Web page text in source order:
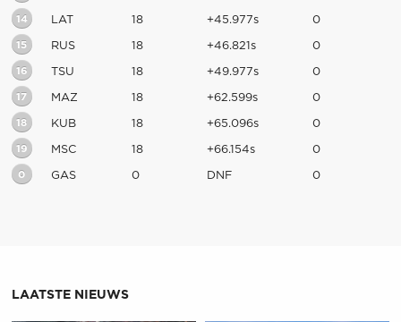
14 LAT 18 +45.977s 0
15 RUS 18 +46.821s 0
16 TSU 18 +49.977s 0
17 MAZ 18 +62.599s 0
18 KUB 18 +65.096s 0
19 MSC 18 +66.154s 0
0 GAS 0 DNF 0
LAATSTE NIEUWS